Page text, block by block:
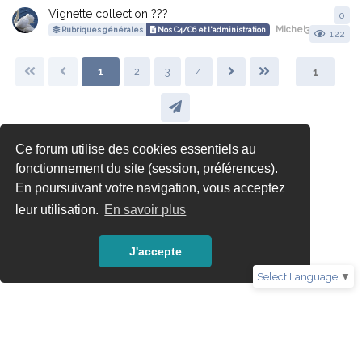
Ce forum utilise des cookies essentiels au
fonctionnement du site (session, préférences).
En poursuivant votre navigation, vous acceptez
leur utilisation. En savoir plus
J'accepte
Select Language ▼
Vignette collection ???
Rubriques générales Nos C4/C6 et l'administration Michel38a 122
0
1 2 3 4